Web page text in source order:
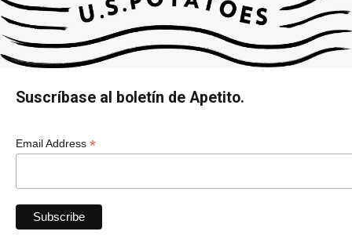
Suscríbase al boletín de Apetito.
Email Address *